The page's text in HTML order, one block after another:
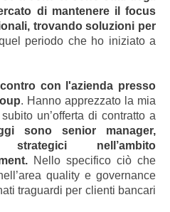
di mantenere il focus
trovando soluzioni per
periodo che ho iniziato a
con l'azienda presso
. Hanno apprezzato la mia
un’offerta di contratto a
sono senior manager,
nell’ambito
Nello specifico ciò che
quality e governance
traguardi per clienti bancari